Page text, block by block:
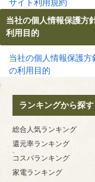
サイト利用規約
当社の個人情報保護方
利用目的
当社の個人情報保護
の利用目的
ランキングから探す
総合人気ランキング
還元率ランキング
コスパランキング
家電ランキング